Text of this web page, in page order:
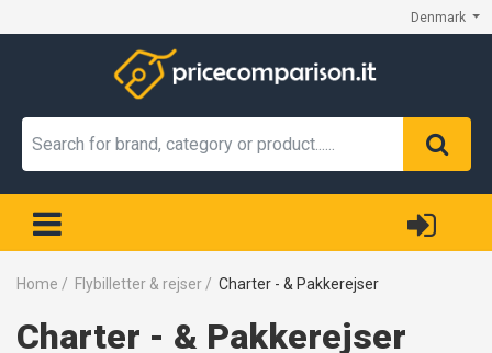
Denmark
Home / Flybilletter & rejser / Charter - & Pakkerejser
Charter - & Pakkerejser